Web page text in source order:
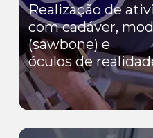
Realização de
com cadáver,
(sawbone) e
óculos de